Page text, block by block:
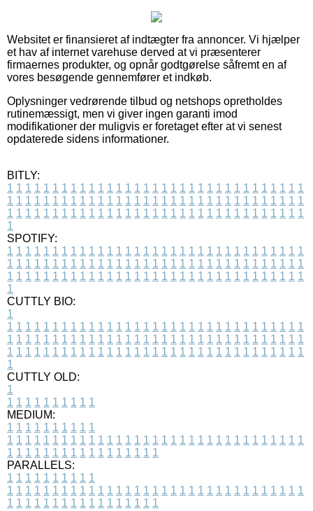
Websitet er finansieret af indtægter fra annoncer. Vi hjælper
et hav af internet varehuse derved at vi præsenterer
firmaernes produkter, og opnår godtgørelse såfremt en af
vores besøgende gennemfører et indkøb.
Oplysninger vedrørende tilbud og netshops opretholdes
rutinemæssigt, men vi giver ingen garanti imod
modifikationer der muligvis er foretaget efter at vi senest
opdaterede sidens informationer.
BITLY:
1 1 1 1 1 1 1 1 1 1 1 1 1 1 1 1 1 1 1 1 1 1 1 1 1 1 1 1 1 1 1 1 1
1 1 1 1 1 1 1 1 1 1 1 1 1 1 1 1 1 1 1 1 1 1 1 1 1 1 1 1 1 1 1 1 1
1 1 1 1 1 1 1 1 1 1 1 1 1 1 1 1 1 1 1 1 1 1 1 1 1 1 1 1 1 1 1 1 1
1
SPOTIFY:
1 1 1 1 1 1 1 1 1 1 1 1 1 1 1 1 1 1 1 1 1 1 1 1 1 1 1 1 1 1 1 1 1
1 1 1 1 1 1 1 1 1 1 1 1 1 1 1 1 1 1 1 1 1 1 1 1 1 1 1 1 1 1 1 1 1
1 1 1 1 1 1 1 1 1 1 1 1 1 1 1 1 1 1 1 1 1 1 1 1 1 1 1 1 1 1 1 1 1
1
CUTTLY BIO:
1
1 1 1 1 1 1 1 1 1 1 1 1 1 1 1 1 1 1 1 1 1 1 1 1 1 1 1 1 1 1 1 1 1
1 1 1 1 1 1 1 1 1 1 1 1 1 1 1 1 1 1 1 1 1 1 1 1 1 1 1 1 1 1 1 1 1
1 1 1 1 1 1 1 1 1 1 1 1 1 1 1 1 1 1 1 1 1 1 1 1 1 1 1 1 1 1 1 1 1
1
CUTTLY OLD:
1
1 1 1 1 1 1 1 1 1 1
MEDIUM:
1 1 1 1 1 1 1 1 1 1
1 1 1 1 1 1 1 1 1 1 1 1 1 1 1 1 1 1 1 1 1 1 1 1 1 1 1 1 1 1 1 1 1
1 1 1 1 1 1 1 1 1 1 1 1 1 1 1 1 1
PARALLELS:
1 1 1 1 1 1 1 1 1 1
1 1 1 1 1 1 1 1 1 1 1 1 1 1 1 1 1 1 1 1 1 1 1 1 1 1 1 1 1 1 1 1 1
1 1 1 1 1 1 1 1 1 1 1 1 1 1 1 1 1